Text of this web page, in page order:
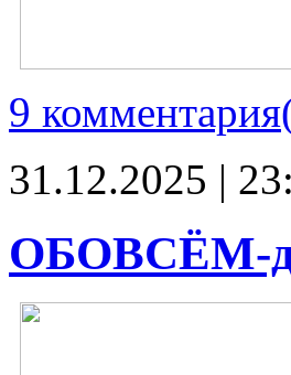
9
31.12.2025 |
ОБОВСЁМ-